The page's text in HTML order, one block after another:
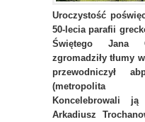
Uroczystość
50-lecia parafii
Świętego Jana
zgromadziły tłumy
przewodniczył
(metropolita
Koncelebrowali ją
Arkadiusz